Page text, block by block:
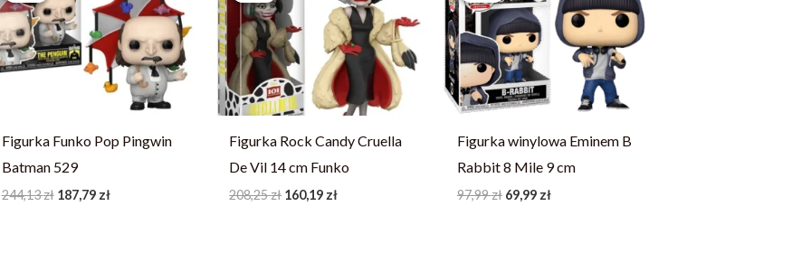
Figurka Funko Pop Pingwin
Batman 529
244,13zł
244,13 zł.
187,79 zł
187,79 zł.
Figurka Rock Candy Cruella
De Vil 14 cm Funko
208,25zł
208,25 zł.
160,19 zł
160,19 zł.
Figurka winylowa Eminem B
Rabbit 8 Mile 9 cm
97,99zł
97,99 zł.
69,99 zł
69,99 zł.